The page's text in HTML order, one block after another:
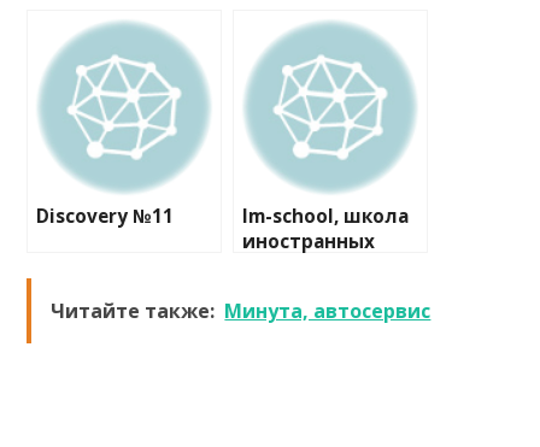
гимнастики
Discovery №11
Im-school, школа
иностранных
Читайте также: Минута, автосервис